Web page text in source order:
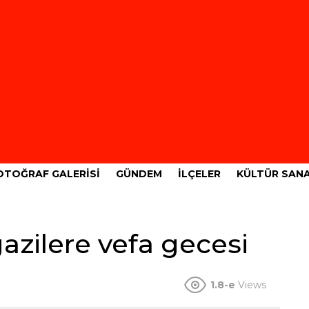
GALERISI GÜNDEM İLÇELER KÜLTÜR
vefa gecesi
1.8-e Views